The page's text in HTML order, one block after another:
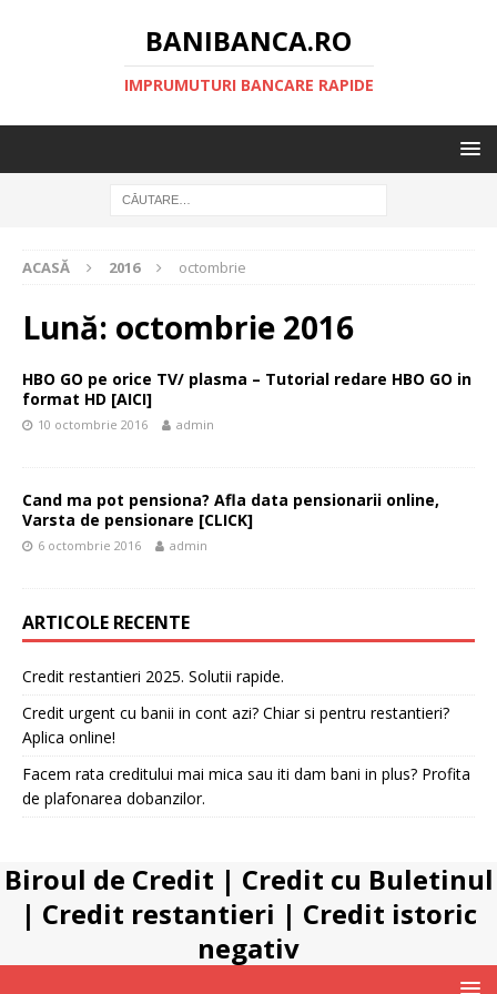
BANIBANCA.RO
IMPRUMUTURI BANCARE RAPIDE
ACASĂ 2016 octombrie
Lună: octombrie 2016
HBO GO pe orice TV/ plasma – Tutorial redare HBO GO in
format HD [AICI]
10 octombrie 2016 admin
Cand ma pot pensiona? Afla data pensionarii online,
Varsta de pensionare [CLICK]
6 octombrie 2016 admin
ARTICOLE RECENTE
Credit restantieri 2025. Solutii rapide.
Credit urgent cu banii in cont azi? Chiar si pentru restantieri?
Aplica online!
Facem rata creditului mai mica sau iti dam bani in plus? Profita
de plafonarea dobanzilor.
Biroul de Credit | Credit cu Buletinul
| Credit restantieri | Credit istoric
negativ